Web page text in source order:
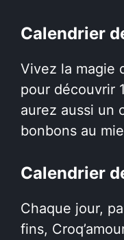
Calendrier
Vivez la magie
pour découvrir
aurez aussi un
bonbons au
Calendrier
Chaque jour,
fins,